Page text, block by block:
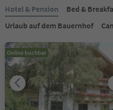
Hotel & Pension
Bed &
Urlaub auf dem Bauernhof
Online buchbar